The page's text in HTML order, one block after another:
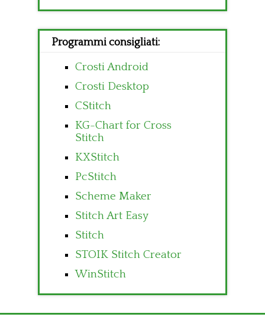
Programmi consigliati:
Crosti Android
Crosti Desktop
CStitch
KG-Chart for Cross
Stitch
KXStitch
PcStitch
Scheme Maker
Stitch Art Easy
Stitch
STOIK Stitch Creator
WinStitch